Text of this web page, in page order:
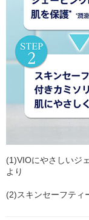
(1)VIOにやさしいジ
より
(2)スキンセーフティ